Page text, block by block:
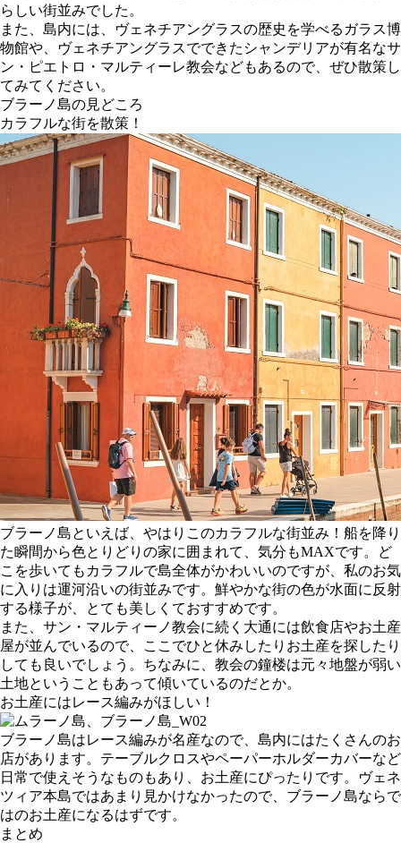
らしい街並みでした。
また、島内には、ヴェネチアングラスの歴史を学べるガラス博
物館や、ヴェネチアングラスでできたシャンデリアが有名なサ
ン・ピエトロ・マルティーレ教会などもあるので、ぜひ散策し
てみてください。
ブラーノ島の見どころ
カラフルな街を散策！
ブラーノ島といえば、やはりこのカラフルな街並み！船を降り
た瞬間から色とりどりの家に囲まれて、気分もMAXです。ど
こを歩いてもカラフルで島全体がかわいいのですが、私のお気
に入りは運河沿いの街並みです。鮮やかな街の色が水面に反射
する様子が、とても美しくておすすめです。
また、サン・マルティーノ教会に続く大通には飲食店やお土産
屋が並んでいるので、ここでひと休みしたりお土産を探したり
しても良いでしょう。ちなみに、教会の鐘楼は元々地盤が弱い
土地ということもあって傾いているのだとか。
お土産にはレース編みがほしい！
ブラーノ島はレース編みが名産なので、島内にはたくさんのお
店があります。テーブルクロスやペーパーホルダーカバーなど
日常で使えそうなものもあり、お土産にぴったりです。ヴェネ
ツィア本島ではあまり見かけなかったので、ブラーノ島ならで
はのお土産になるはずです。
まとめ